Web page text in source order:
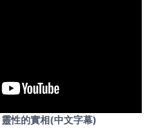
性的實相(中文字幕)